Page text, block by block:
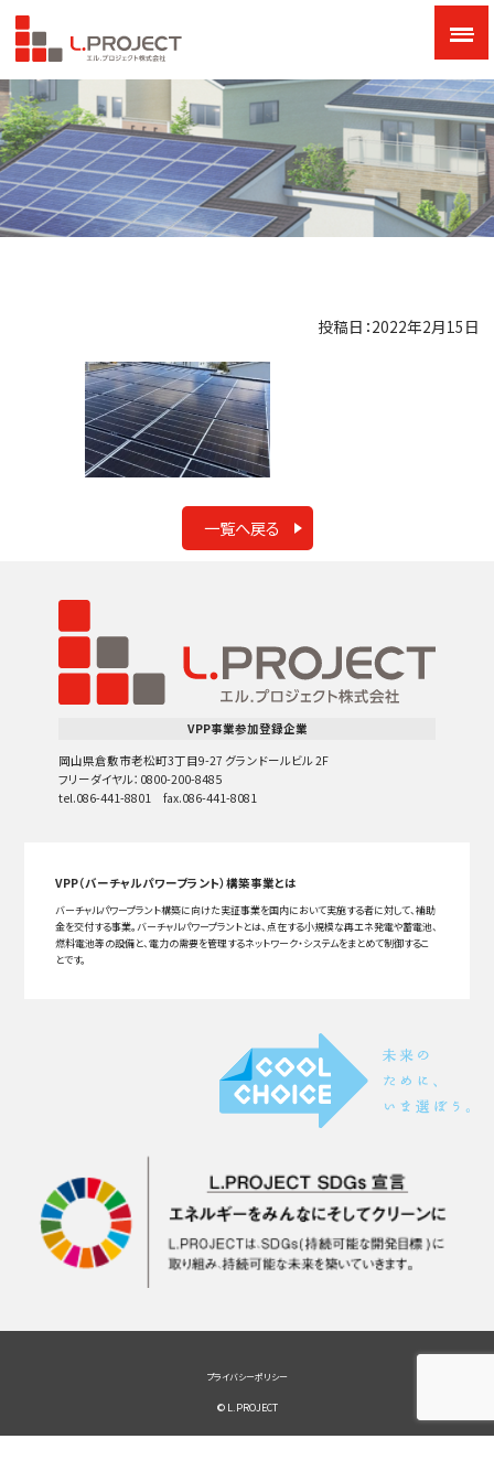
投稿日：2022年2月15日
一覧へ戻る
VPP事業参加登録企業
岡山県倉敷市老松町3丁目9-27 グランドールビル 2F
フリーダイヤル：0800-200-8485
tel.086-441-8801 fax.086-441-8081
VPP（バーチャルパワープラント）構築事業とは
バーチャルパワープラント構築に向けた実証事業を国内において実施する者に対して、補助
金を交付する事業。バーチャルパワープラントとは、点在する小規模な再エネ発電や蓄電池、
燃料電池等の設備と、電力の需要を管理するネットワーク・システムをまとめて制御するこ
とです。
プライバシーポリシー
© L.PROJECT